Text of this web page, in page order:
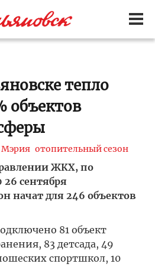
тепло
объектов
Мэрия отопительный сезон
ЖКХ, по
26 сентября
начат для 246 объектов
81 объект
83 детсада, 49
спортшкол, 10